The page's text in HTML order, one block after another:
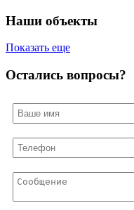
Наши объекты
Показать еще
Остались вопросы?